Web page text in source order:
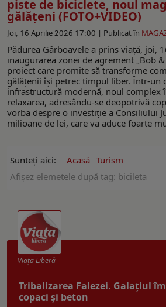
piste de biciclete, noul
gălățeni (FOTO+VIDEO)
Joi, 16 Aprilie 2026 17:00 | Publicat în
Pădurea Gârboavele a prins viață, joi,
inaugurarea zonei de agrement „Bob
proiect care promite să transforme
gălățenii își petrec timpul liber. Într-un
infrastructură modernă, noul complex
relaxarea, adresându-se deopotrivă
vorba despre o investiție a Consiliului
milioane de lei, care va aduce foarte
Sunteți aici: Acasă Turism
Afişez elemetele după tag: bicileta
Viaţa Liberă
Tribalizarea Falezei. Galațiul
copaci și beton